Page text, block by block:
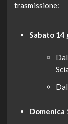
trasmissione:
Sabato 14
Domenica